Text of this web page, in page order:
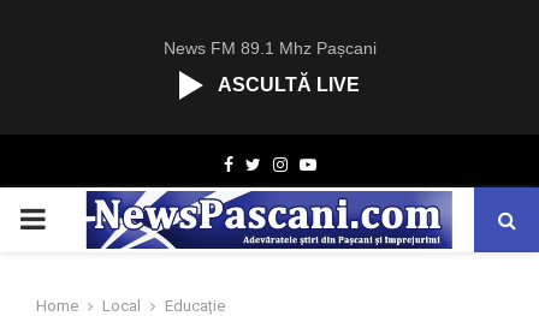
News FM 89.1 Mhz Pașcani
ASCULTĂ LIVE
Facebook
TwitterInstagram
Youtube
PRIMARY
Home Local
Educație